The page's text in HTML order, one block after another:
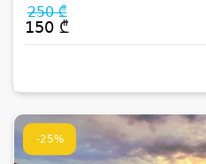
250 ₾
150 ₾
-25%